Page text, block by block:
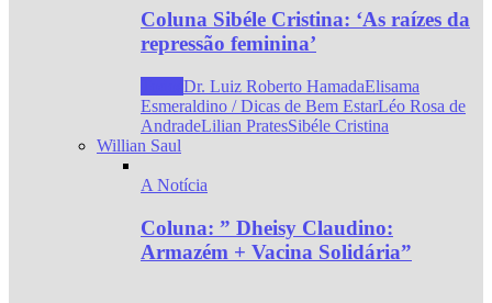
Coluna Sibéle Cristina: ‘As raízes da
repressão feminina’
Dr. Luiz Roberto HamadaElisama
Esmeraldino / Dicas de Bem EstarLéo Rosa de
AndradeLilian PratesSibéle Cristina
Willian Saul
A Notícia
Coluna: ” Dheisy Claudino:
Armazém + Vacina Solidária”